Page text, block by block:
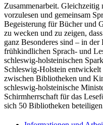
Zusammenarbeit.
vorzulesen und gemeinsam
Begeisterung für Bücher und
zu wecken und zu zeigen,
ganz Besonderes sind – in
frühkindlichen Sprach- und
schleswig-holsteinischen
Schleswig-Holstein entwickelt
zwischen Bibliotheken und
schleswig-holsteinische
Schirmherrschaft für das
sich 50 Bibliotheken